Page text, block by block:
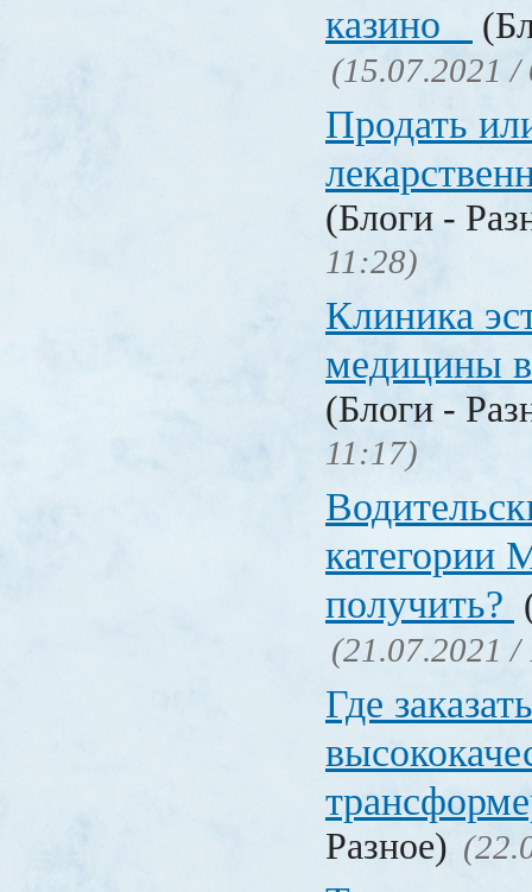
казино
(15.07.2021 /
Продать
(Блоги -
11:28)
Клиника
медицины
(Блоги -
11:17)
категории
получить?
(21.07.2021 /
Где заказать
Разное)